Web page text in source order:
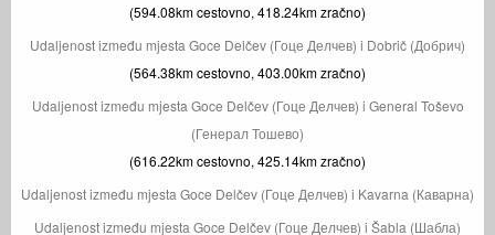
(594.08km cestovno, 418.24km zračno)
Udaljenost između mjesta Goce Delčev (Гоце Делчев) i Dobrič (Добрич)
(564.38km cestovno, 403.00km zračno)
Udaljenost između mjesta Goce Delčev (Гоце Делчев) i General Toševo
(Генерал Тошево)
(616.22km cestovno, 425.14km zračno)
Udaljenost između mjesta Goce Delčev (Гоце Делчев) i Kavarna (Каварна)
Udaljenost između mjesta Goce Delčev (Гоце Делчев) i Šabla (Шабла)